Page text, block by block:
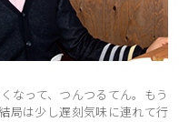
なって、つんつるてん。もう
局は少し遅刻気味に連れて行